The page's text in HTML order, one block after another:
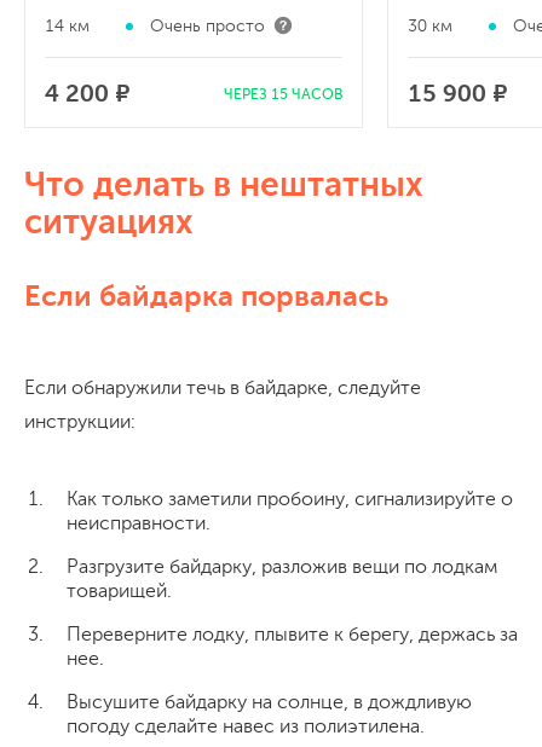
14 км Очень просто
4 200 ₽ ЧЕРЕЗ 15 ЧАСОВ
30 км
15 900 ₽
Что делать в нештатных
ситуациях
Если байдарка порвалась
Если обнаружили течь в байдарке, следуйте
инструкции:
Как только заметили пробоину, сигнализируйте о
неисправности.
Разгрузите байдарку, разложив вещи по лодкам
товарищей.
Переверните лодку, плывите к берегу, держась за
нее.
Высушите байдарку на солнце, в дождливую
погоду сделайте навес из полиэтилена.